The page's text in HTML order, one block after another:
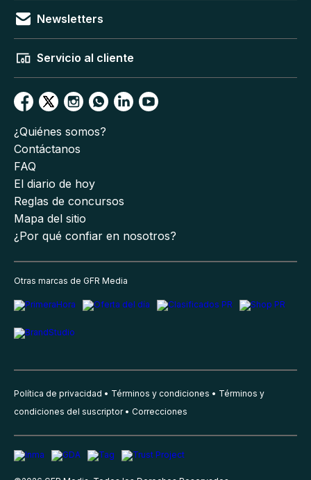
Newsletters
Servicio al cliente
¿Quiénes somos?
Contáctanos
FAQ
El diario de hoy
Reglas de concursos
Mapa del sitio
¿Por qué confiar en nosotros?
Otras marcas de GFR Media
Política de privacidad Términos y condiciones
Términos y
condiciones del suscriptor
Correcciones